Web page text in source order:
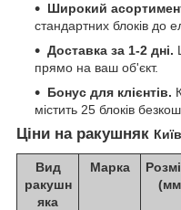
Широкий
стандартних блоків до
Доставка за 1-2 дні.
прямо на ваш об'єкт.
Бонус для клієнтів.
містить 25 блоків
Ціни на ракушняк Київ
Вид
ракушн
яка
Марка